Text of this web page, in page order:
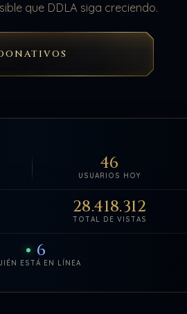
que DDLA siga creciendo.
USUARIOS HOY
46
TOTAL DE VISTAS
28.418.312
ESTÁ EN LÍNEA
6